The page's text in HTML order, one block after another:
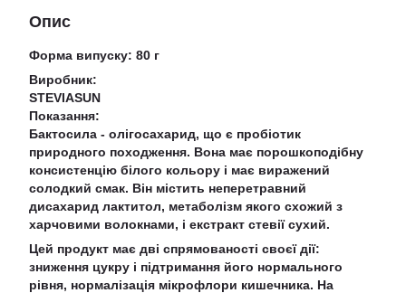
Опис
Форма випуску: 80 г
Виробник:
STEVIASUN
Показання:
Бактосила - олігосахарид, що є пробіотик
природного походження. Вона має порошкоподібну
консистенцію білого кольору і має виражений
солодкий смак. Він містить неперетравний
дисахарид лактитол, метаболізм якого схожий з
харчовими волокнами, і екстракт стевії сухий.
Цей продукт має дві спрямованості своєї дії:
зниження цукру і підтримання його нормального
рівня, нормалізація мікрофлори кишечника. На